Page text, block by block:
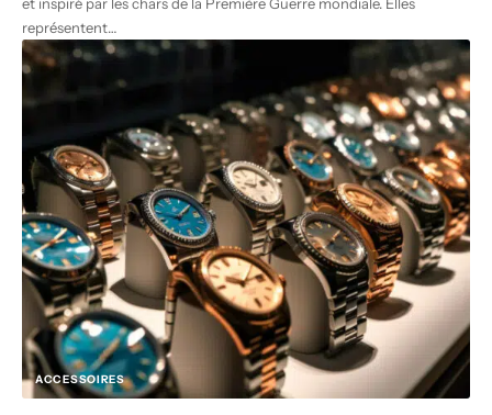
et inspiré par les chars de la Première Guerre mondiale. Elles
représentent…
ACCESSOIRES